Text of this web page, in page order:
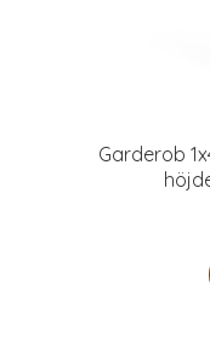
Garderob